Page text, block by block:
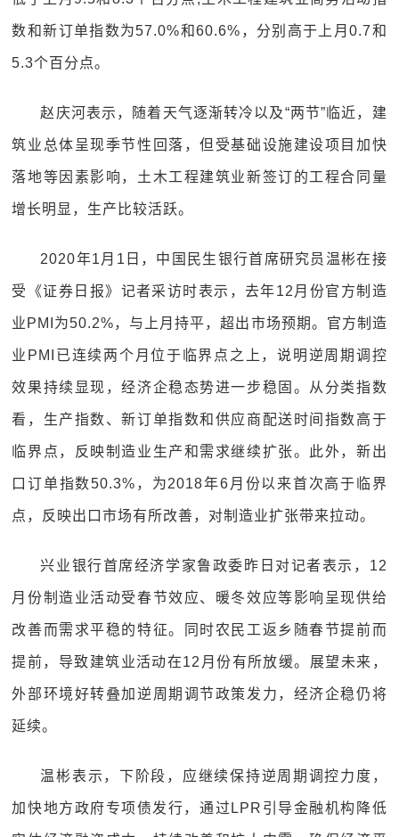
数和新订单指数为57.0%和60.6%，分别高于上月0.7和
5.3个百分点。
赵庆河表示，随着天气逐渐转冷以及“两节”临近，建
筑业总体呈现季节性回落，但受基础设施建设项目加快
落地等因素影响，土木工程建筑业新签订的工程合同量
增长明显，生产比较活跃。
2020年1月1日，中国民生银行首席研究员温彬在接
受《证券日报》记者采访时表示，去年12月份官方制造
业PMI为50.2%，与上月持平，超出市场预期。官方制造
业PMI已连续两个月位于临界点之上，说明逆周期调控
效果持续显现，经济企稳态势进一步稳固。从分类指数
看，生产指数、新订单指数和供应商配送时间指数高于
临界点，反映制造业生产和需求继续扩张。此外，新出
口订单指数50.3%，为2018年6月份以来首次高于临界
点，反映出口市场有所改善，对制造业扩张带来拉动。
兴业银行首席经济学家鲁政委昨日对记者表示，12
月份制造业活动受春节效应、暖冬效应等影响呈现供给
改善而需求平稳的特征。同时农民工返乡随春节提前而
提前，导致建筑业活动在12月份有所放缓。展望未来，
外部环境好转叠加逆周期调节政策发力，经济企稳仍将
延续。
温彬表示，下阶段，应继续保持逆周期调控力度，
加快地方政府专项债发行，通过LPR引导金融机构降低